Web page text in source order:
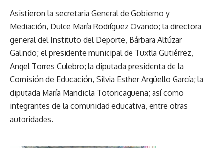
Asistieron la secretaria General de Gobierno y
Mediación, Dulce María Rodríguez Ovando; la directora
general del Instituto del Deporte, Bárbara Altúzar
Galindo; el presidente municipal de Tuxtla Gutiérrez,
Angel Torres Culebro; la diputada presidenta de la
Comisión de Educación, Silvia Esther Argüello García; la
diputada María Mandiola Totoricaguena; así como
integrantes de la comunidad educativa, entre otras
autoridades.